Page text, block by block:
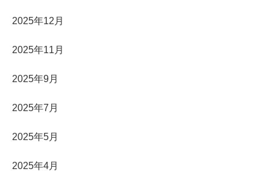
2025年12月
2025年11月
2025年9月
2025年7月
2025年5月
2025年4月